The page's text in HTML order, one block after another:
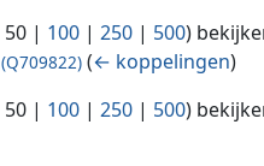
50 | 100 | 250 | 500)
(Q709822) (← koppelingen)
50 | 100 | 250 | 500)